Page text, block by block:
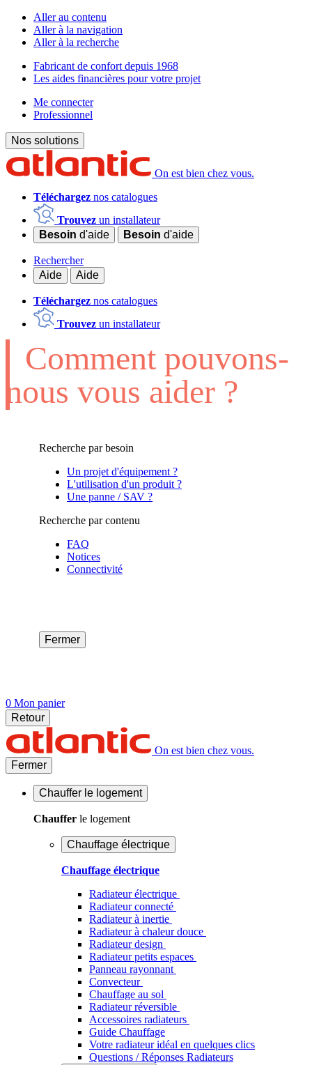
Aller au contenu
Aller à la navigation
Aller à la recherche
Fabricant de confort depuis 1968
Les aides financières pour votre projet
Me connecter
Professionnel
Nos solutions
On est bien chez vous.
Téléchargez nos catalogues
Trouvez un installateur
Besoin d'aide Besoin d'aide
Rechercher
Aide
Aide
Téléchargez nos catalogues
Trouvez un installateur
Comment pouvons-
nous vous aider ?
Recherche par besoin
Un projet d'équipement ?
L'utilisation d'un produit ?
Une panne / SAV ?
Recherche par contenu
FAQ
Notices
Connectivité
Fermer
0 Mon panier
Retour
On est bien chez vous.
Fermer
Chauffer le logement
Chauffer le logement
Chauffage électrique
Chauffage électrique
Radiateur électrique
Radiateur connecté
Radiateur à inertie
Radiateur à chaleur douce
Radiateur design
Radiateur petits espaces
Panneau rayonnant
Convecteur
Chauffage au sol
Radiateur réversible
Accessoires radiateurs
Guide Chauffage
Votre radiateur idéal en quelques clics
Questions / Réponses Radiateurs